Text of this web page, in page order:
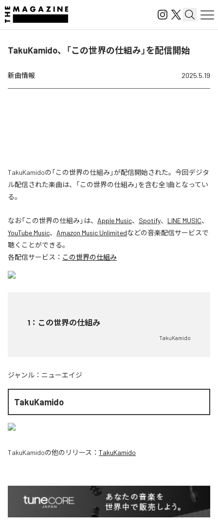
TakuKamido、「この世界の仕組み」を配信開始
新曲情報 2025.5.19
TakuKamidoの「この世界の仕組み」が配信開始された。今回デジタ
ル配信された楽曲は、「この世界の仕組み」を含む全1曲となってい
る。
なお「この世界の仕組み」は、 Apple Music、 Spotify、 LINE MUSIC、
YouTube Music、 Amazon Music Unlimitedなどの音楽配信サービスで
聴くことができる。
各配信サービス： この世界の仕組み
1 ： この世界の仕組み
TakuKamido
ジャンル： ニューエイジ
TakuKamido
TakuKamidoの他のリリース： TakuKamido